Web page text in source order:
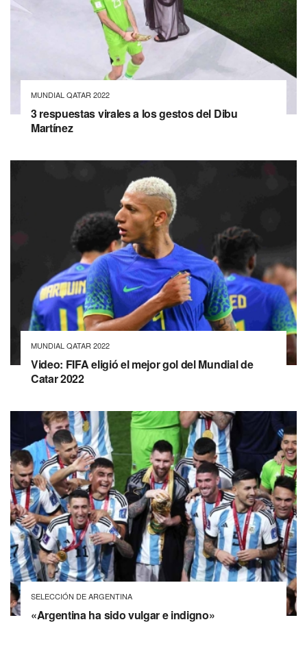
MUNDIAL QATAR 2022
3 respuestas virales a los gestos del Dibu
Martínez
MUNDIAL QATAR 2022
Video: FIFA eligió el mejor gol del Mundial de
Catar 2022
SELECCIÓN DE ARGENTINA
«Argentina ha sido vulgar e indigno»